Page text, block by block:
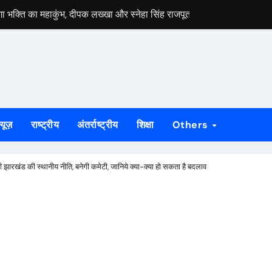
भक्ति का महाकुंभ, दीपक लख्खा और स्नेहा सिंह राजपूत की भजन संध्या होगी
के बाद समाप्त हुआ धरना, बिजली मिस्त्री रवि चाम्पिया की मौत पर
ताकत : सुदेश महतो
1000 कांवरियों का भव्य जत्था, शिव परिवार की झांकी और सांस्कृतिक
भीतर बैठे अनिल महतो की मौत, गांव में मातम
और स्मारक निर्माण की मांग तेज
राष्ट्रीय अंतर्राष्ट्रीय शिक्षा Others
की स्थानीय नीति, बनेगी कमेटी, जानिये क्या-क्या हो सकता है बदलाव